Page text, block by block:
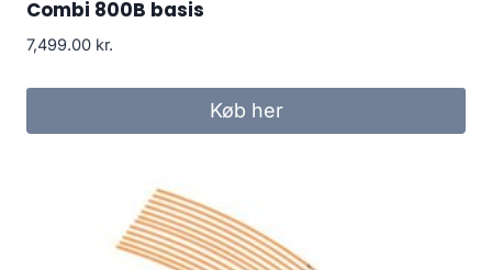
Combi 800B basis
7,499.00 kr.
Køb her